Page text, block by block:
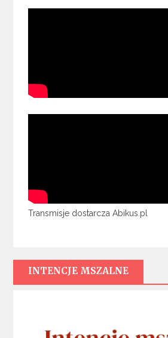
Transmisje dostarcza Abikus.pl
INTENCJE MSZALNE